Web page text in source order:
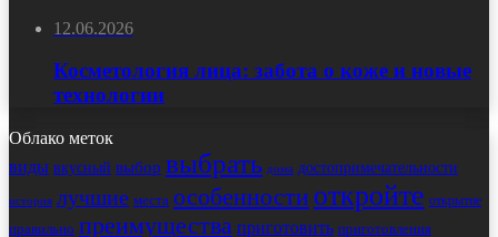
12.06.2026
Косметология лица: забота о коже и новые
технологии
Облако меток
виды вкусный выбор выбрать дома достопримечательности
история лучшие места особенности откройте открытие
правильно преимущества приготовить приготовления